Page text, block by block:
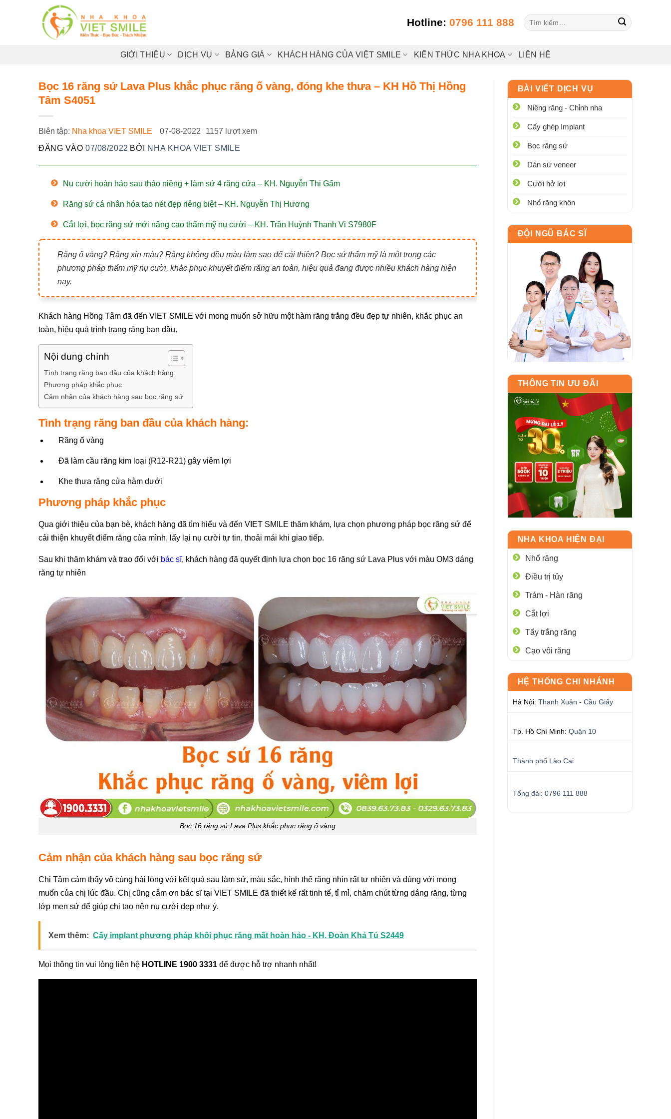
Hotline: 0796 111 888
Tìm
kiếm:
GIỚI THIỆU DỊCH VỤ BẢNG GIÁ KHÁCH HÀNG CỦA VIỆT SMILE KIẾN THỨC NHA KHOA LIÊN HỆ
Bọc 16 răng sứ Lava Plus khắc phục răng ố vàng, đóng khe thưa – KH Hồ Thị Hồng
Tâm S4051
Biên tập: Nha khoa VIET SMILE 07-08-2022
1157 lượt xem
ĐĂNG VÀO07/08/2022 BỞI NHA KHOA VIET SMILE
Nụ cười hoàn hảo sau tháo niềng + làm sứ 4 răng cửa – KH. Nguyễn Thị Gấm
Răng sứ cá nhân hóa tạo nét đẹp riêng biệt – KH. Nguyễn Thị Hương
Cắt lợi, bọc răng sứ mới nâng cao thẩm mỹ nụ cười – KH. Trần Huỳnh Thanh Vi S7980F
Răng ố vàng? Răng xỉn màu? Răng không đều màu làm sao để cải thiện? Bọc sứ thẩm mỹ là một trong các
phương pháp thẩm mỹ nụ cười, khắc phục khuyết điểm răng an toàn, hiệu quả đang được nhiều khách hàng hiện
nay.
Khách hàng Hồng Tâm đã đến VIET SMILE với mong muốn sở hữu một hàm răng trắng đều đẹp tự nhiên, khắc phục an
toàn, hiệu quả trình trạng răng ban đầu.
Nội dung chính
Tình trạng răng ban đầu của khách hàng:
Phương pháp khắc phục
Cảm nhận của khách hàng sau bọc răng sứ
Tình trạng răng ban đầu của khách hàng:
Răng ố vàng
Đã làm cầu răng kim loại (R12-R21) gây viêm lợi
Khe thưa răng cửa hàm dưới
Phương pháp khắc phục
Qua giới thiệu của bạn bè, khách hàng đã tìm hiểu và đến VIET SMILE thăm khám, lựa chọn phương pháp bọc răng sứ để
cải thiện khuyết điểm răng của mình, lấy lại nụ cười tự tin, thoải mái khi giao tiếp.
Sau khi thăm khám và trao đổi với bác sĩ, khách hàng đã quyết định lựa chọn bọc 16 răng sứ Lava Plus với màu OM3 dáng
răng tự nhiên
Bọc 16 răng sứ Lava Plus khắc phục răng ố vàng
Cảm nhận của khách hàng sau bọc răng sứ
Chị Tâm cảm thấy vô cùng hài lòng với kết quả sau làm sứ, màu sắc, hình thể răng nhìn rất tự nhiên và đúng với mong
muốn của chị lúc đầu. Chị cũng cảm ơn bác sĩ tại VIET SMILE đã thiết kế rất tinh tế, tỉ mỉ, chăm chút từng dáng răng, từng
lớp men sứ để giúp chị tạo nên nụ cười đẹp như ý.
Xem thêm: Cấy implant phương pháp khôi phục răng mất hoàn hảo - KH. Đoàn Khả Tú S2449
Mọi thông tin vui lòng liên hệ HOTLINE 1900 3331 để được hỗ trợ nhanh nhất!
BÀI VIẾT DỊCH VỤ
Niềng răng - Chỉnh nha
Cấy ghép Implant
Bọc răng sứ
Dán sứ veneer
Cười hở lợi
Nhổ răng khôn
ĐỘI NGŨ BÁC SĨ
THÔNG TIN ƯU ĐÃI
NHA KHOA HIỆN ĐẠI
Nhổ răng
Điều trị tủy
Trám - Hàn răng
Cắt lợi
Tẩy trắng răng
Cạo vôi răng
HỆ THỐNG CHI NHÁNH
Hà Nội: Thanh Xuân - Cầu Giấy
Tp. Hồ Chí Minh: Quận 10
Thành phố Lào Cai
Tổng đài: 0796 111 888